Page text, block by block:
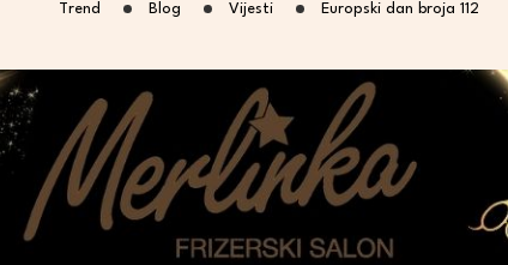
Trend Blog Vijesti Europski dan broja 112